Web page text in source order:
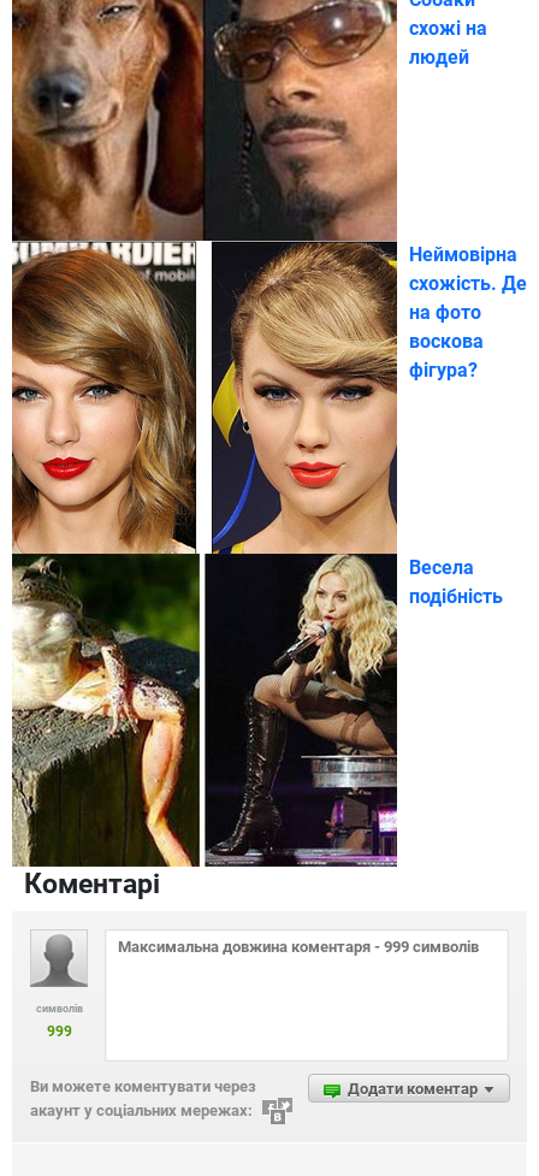
схожі на
людей
Неймовірна
схожість. Де
на фото
воскова
фігура?
Весела
подібність
Коментарі
символів
999
Додати коментар
Ви можете коментувати через
акаунт у соціальних мережах: